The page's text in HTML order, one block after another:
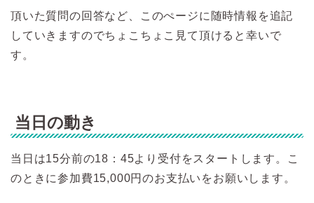
頂いた質問の回答など、このぺージに随時情報を追記
していきますのでちょこちょこ見て頂けると幸いで
す。
当日の動き
当日は15分前の18：45より受付をスタートします。こ
のときに参加費15,000円のお支払いをお願いします。